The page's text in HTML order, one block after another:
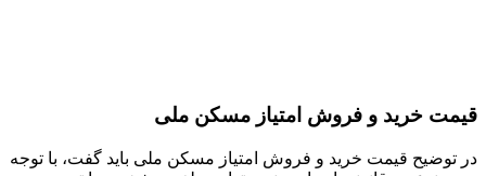
قیمت خرید و فروش امتیاز مسکن ملی
در توضیح قیمت خرید و فروش امتیاز مسکن ملی باید گفت، با توجه